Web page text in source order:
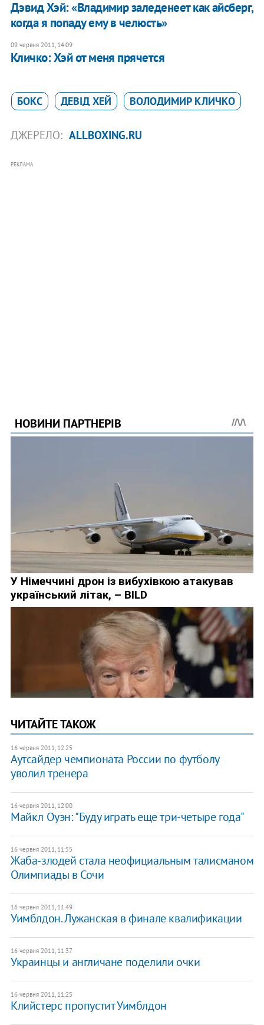
Дэвид Хэй: «Владимир заледенеет как айсберг,
когда я попаду ему в челюсть»
09 червня 2011, 14:09
Кличко: Хэй от меня прячется
БОКС ДЕВІД ХЕЙ ВОЛОДИМИР КЛИЧКО
ДЖЕРЕЛО: ALLBOXING.RU
РЕКЛАМА
ЧИТАЙТЕ ТАКОЖ
16 червня 2011, 12:25
Аутсайдер чемпионата России по футболу
уволил тренера
16 червня 2011, 12:00
Майкл Оуэн: "Буду играть еще три-четыре года"
16 червня 2011, 11:55
Жаба-злодей стала неофициальным талисманом
Олимпиады в Сочи
16 червня 2011, 11:49
Уимблдон. Лужанская в финале квалификации
16 червня 2011, 11:37
Украинцы и англичане поделили очки
16 червня 2011, 11:25
Клийстерс пропустит Уимблдон